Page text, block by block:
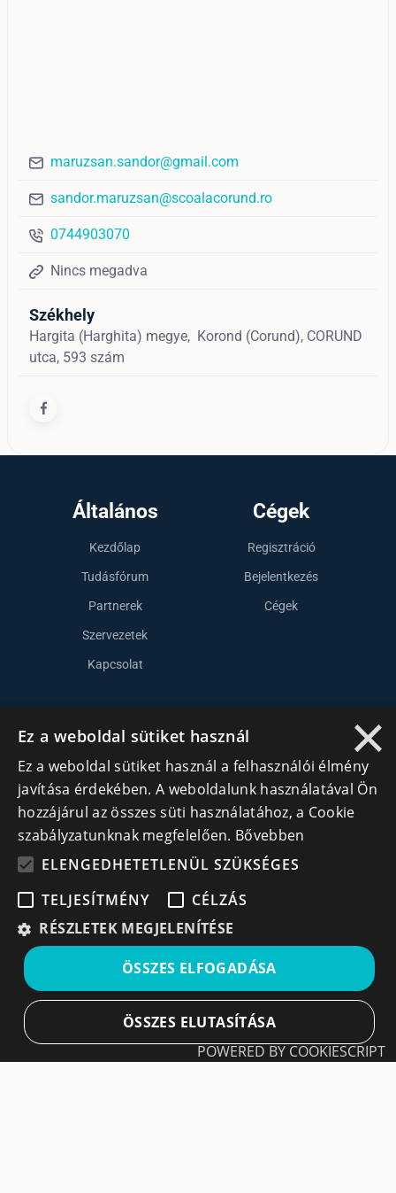
maruzsan.sandor@gmail.com
sandor.maruzsan@scoalacorund.ro
0744903070
Nincs megadva
Székhely
Hargita (Harghita) megye, Korond (Corund), CORUND
utca, 593 szám
Általános
Kezdőlap
Tudásfórum
Partnerek
Szervezetek
Kapcsolat
Cégek
Regisztráció
Bejelentkezés
Cégek
Lépj kapcsolatba velünk
info@cegek.ro
+40 740 856 970
Iratkozz fel hírlevelünkre!
Ne hagyd ki a lehetőséget, hogy naprakész maradj a
legfontosabb üzleti információkkal! A feliratkozás
egyszerű és gyors illetve bármikor leiratkozhatsz, ha úgy
×
Ez a weboldal sütiket használ
Ez a weboldal sütiket használ a felhasználói élmény
javítása érdekében. A weboldalunk használatával Ön
hozzájárul az összes süti használatához, a Cookie
szabályzatunknak megfelelően. Bővebben
ELENGEDHETETLENÜL SZÜKSÉGES
TELJESÍTMÉNY
CÉLZÁS
RÉSZLETEK MEGJELENÍTÉSE
ÖSSZES ELFOGADÁSA
ÖSSZES ELUTASÍTÁSA
POWERED BY COOKIESCRIPT